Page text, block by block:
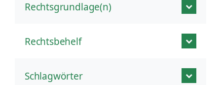
Rechtsgrundlage(n)
Rechtsbehelf
Schlagwörter